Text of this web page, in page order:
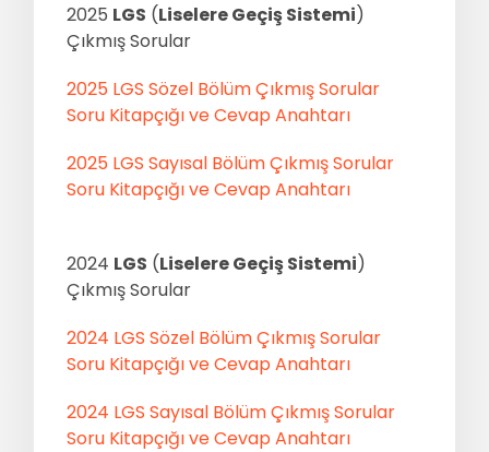
2025 LGS (Liselere Geçiş Sistemi)
Çıkmış Sorular
2025 LGS Sözel Bölüm Çıkmış Sorular
Soru Kitapçığı ve Cevap Anahtarı
2025 LGS Sayısal Bölüm Çıkmış Sorular
Soru Kitapçığı ve Cevap Anahtarı
2024 LGS (Liselere Geçiş Sistemi)
Çıkmış Sorular
2024 LGS Sözel Bölüm Çıkmış Sorular
Soru Kitapçığı ve Cevap Anahtarı
2024 LGS Sayısal Bölüm Çıkmış Sorular
Soru Kitapçığı ve Cevap Anahtarı